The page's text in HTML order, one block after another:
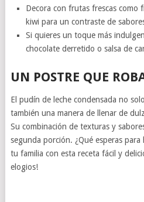
Decora con frutas frescas como
kiwi para un contraste de
Si quieres un toque más
chocolate derretido o salsa de
UN POSTRE QUE
El pudín de leche condensada no
también una manera de llenar de
Su combinación de texturas y
segunda porción. ¿Qué esperas para
tu familia con esta receta fácil y
elogios!